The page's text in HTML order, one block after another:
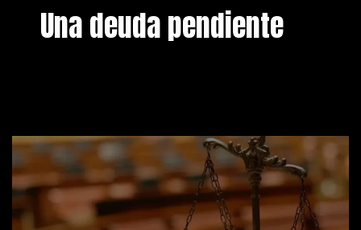
Una deuda pendiente